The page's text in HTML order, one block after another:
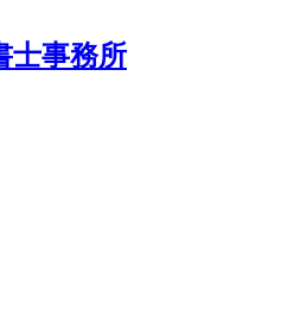
士事務所